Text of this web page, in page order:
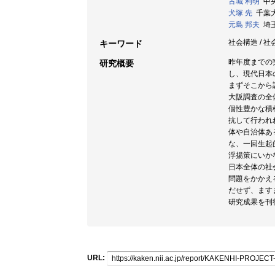
犬塚 先 千葉
元島 邦夫 埼
キーワード 社会構造 / 社
研究概要
昨年度までの
し、現代日
まずそこか
大阪調査の全
個性豊かな積
抗して行われ
体や自治体あ
な、一回生起
浮揚策にいか
日本全体の
問題をかか
だせず、ます
研究成果を刊
URL: